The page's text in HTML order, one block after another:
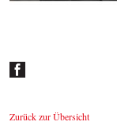
Zurück zur Übersicht